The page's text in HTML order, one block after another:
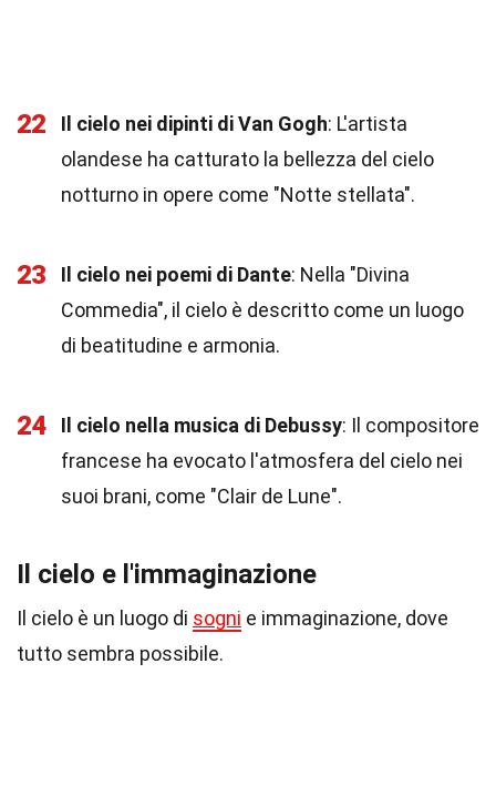
22 Il cielo nei dipinti di Van Gogh: L'artista
olandese ha catturato la bellezza del cielo
notturno in opere come "Notte stellata".
23 Il cielo nei poemi di Dante: Nella "Divina
Commedia", il cielo è descritto come un luogo
di beatitudine e armonia.
24 Il cielo nella musica di Debussy: Il compositore
francese ha evocato l'atmosfera del cielo nei
suoi brani, come "Clair de Lune".
Il cielo e l'immaginazione
Il cielo è un luogo di sogni e immaginazione, dove
tutto sembra possibile.